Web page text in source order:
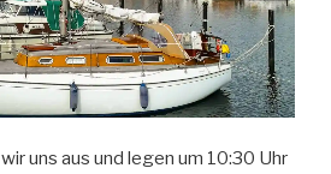
uns aus und legen um 10:30 Uhr